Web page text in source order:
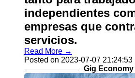
independientes
empresas que
servicios.
Read More →
Posted on 2023-07-07 21:24:53
Gig Economy